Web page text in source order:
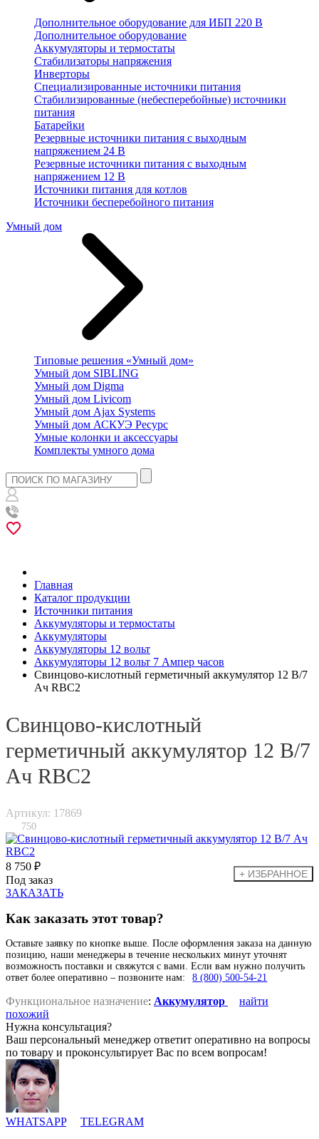
Дополнительное оборудование для ИБП 220 В
Дополнительное оборудование
Аккумуляторы и термостаты
Стабилизаторы напряжения
Инверторы
Специализированные источники питания
Стабилизированные (небесперебойные) источники
питания
Батарейки
Резервные источники питания с выходным
напряжением 24 В
Резервные источники питания с выходным
напряжением 12 В
Источники питания для котлов
Источники бесперебойного питания
Умный дом
Типовые решения «Умный дом»
Умный дом SIBLING
Умный дом Digma
Умный дом Livicom
Умный дом Ajax Systems
Умный дом АСКУЭ Ресурс
Умные колонки и аксессуары
Комплекты умного дома
Главная
Каталог продукции
Источники питания
Аккумуляторы и термостаты
Аккумуляторы
Аккумуляторы 12 вольт
Аккумуляторы 12 вольт 7 Ампер часов
Свинцово-кислотный герметичный аккумулятор 12 В/7
Ач RBC2
Свинцово-кислотный
герметичный аккумулятор 12 В/7
Ач RBC2
Артикул: 17869
750
8 750 ₽
Под заказ
ЗАКАЗАТЬ
Как заказать этот товар?
Оставьте заявку по кнопке выше. После оформления заказа на данную
позицию, наши менеджеры в течение нескольких минут уточнят
возможность поставки и свяжутся с вами. Если вам нужно получить
ответ более оперативно – позвоните нам:
8 (800) 500-54-21
Функциональное назначение: Аккумулятор
найти
похожий
Нужна консультация?
Ваш персональный менеджер ответит оперативно на вопросы
по товару и проконсультирует Вас по всем вопросам!
WHATSAPP TELEGRAM